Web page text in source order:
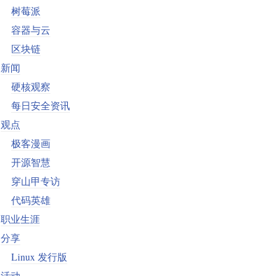
树莓派
容器与云
区块链
新闻
硬核观察
每日安全资讯
观点
极客漫画
开源智慧
穿山甲专访
代码英雄
职业生涯
分享
Linux 发行版